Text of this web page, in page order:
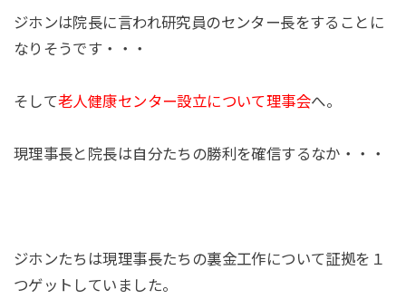
ジホンは院長に言われ研究員のセンター長をすることに
なりそうです・・・
そして老人健康センター設立について理事会へ。
現理事長と院長は自分たちの勝利を確信するなか・・・
ジホンたちは現理事長たちの裏金工作について証拠を１
つゲットしていました。